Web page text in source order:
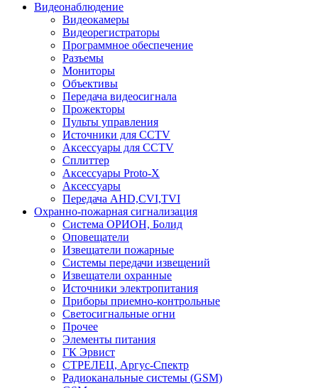
Видеонаблюдение
Видеокамеры
Видеорегистраторы
Программное обеспечение
Разъемы
Мониторы
Объективы
Передача видеосигнала
Прожекторы
Пульты управления
Источники для CCTV
Аксессуары для CCTV
Сплиттер
Аксессуары Proto-X
Аксессуары
Передача AHD,CVI,TVI
Охранно-пожарная сигнализация
Система ОРИОН, Болид
Оповещатели
Извещатели пожарные
Системы передачи извещений
Извещатели охранные
Источники электропитания
Приборы приемно-контрольные
Светосигнальные огни
Прочее
Элементы питания
ГК Эрвист
СТРЕЛЕЦ, Аргус-Спектр
Радиоканальные системы (GSM)